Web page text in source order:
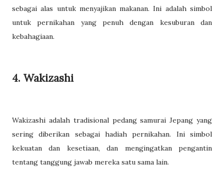
sebagai alas untuk menyajikan makanan. Ini adalah simbol
untuk pernikahan yang penuh dengan kesuburan dan
kebahagiaan.
4. Wakizashi
Wakizashi adalah tradisional pedang samurai Jepang yang
sering diberikan sebagai hadiah pernikahan. Ini simbol
kekuatan dan kesetiaan, dan mengingatkan pengantin
tentang tanggung jawab mereka satu sama lain.